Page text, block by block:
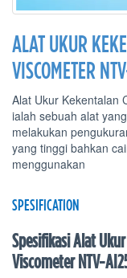
ALAT UKUR
VISCOMETER
Alat Ukur Kekentalan
ialah sebuah alat
melakukan
yang tinggi bahkan
menggunakan
SPESIFICATION
Spesifikasi Alat
Viscometer NTV-